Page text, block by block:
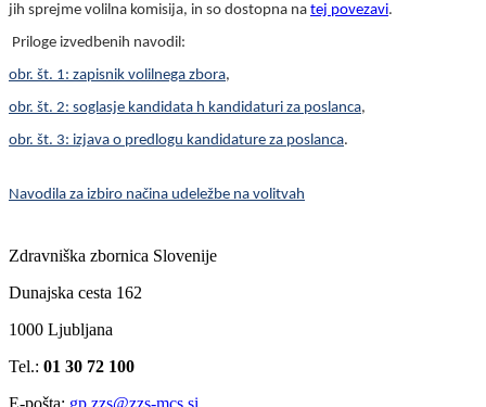
jih sprejme volilna komisija, in so dostopna na tej povezavi.
Priloge izvedbenih navodil:
obr. št. 1: zapisnik volilnega zbora,
obr. št. 2: soglasje kandidata h kandidaturi za poslanca,
obr. št. 3: izjava o predlogu kandidature za poslanca.
Navodila za izbiro načina udeležbe na volitvah
Zdravniška zbornica Slovenije
Dunajska cesta 162
1000 Ljubljana
Tel.: 01 30 72 100
E-pošta: gp.zzs@zzs-mcs.si